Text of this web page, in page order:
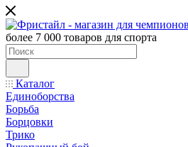
более 7 000 товаров для спорта
Каталог
Единоборства
Борьба
Борцовки
Трико